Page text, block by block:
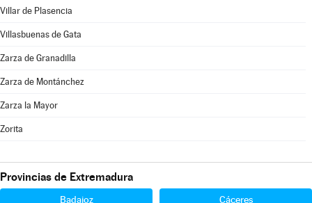
Villar de Plasencia
Villasbuenas de Gata
Zarza de Granadilla
Zarza de Montánchez
Zarza la Mayor
Zorita
Provincias de Extremadura
Badajoz Cáceres